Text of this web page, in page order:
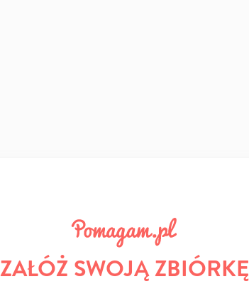
ZAŁÓŻ SWOJĄ ZBIÓRKĘ